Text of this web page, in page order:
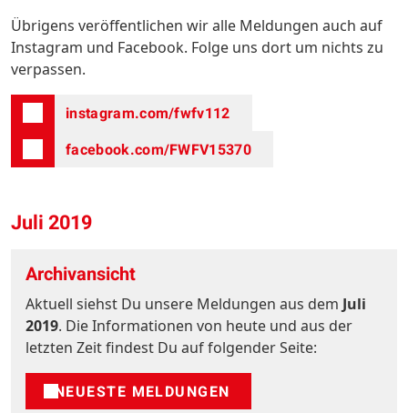
Übrigens veröffentlichen wir alle Meldungen auch auf
Instagram und Facebook. Folge uns dort um nichts zu
verpassen.
instagram.com/fwfv112
facebook.com/FWFV15370
Juli 2019
Archivansicht
Aktuell siehst Du unsere Meldungen aus dem Juli
2019. Die Informationen von heute und aus der
letzten Zeit findest Du auf folgender Seite:
NEUESTE MELDUNGEN